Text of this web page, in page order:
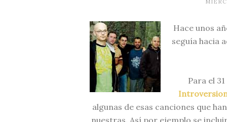
Hace unos
seguía hacia
Para el
algunas de esas canciones que
nuestras. Así por ejemplo se